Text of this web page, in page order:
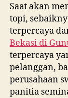
Saat akan
topi,
terpercaya
Bekasi di
terpercaya
pelanggan,
perusahaan
panitia